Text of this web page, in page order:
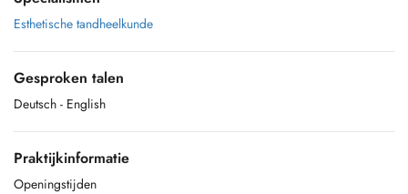
Esthetische tandheelkunde
Gesproken talen
Deutsch - English
Praktijkinformatie
Openingstijden